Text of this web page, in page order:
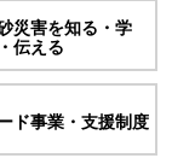
災害を知る・学
伝える
ド事業・支援制度